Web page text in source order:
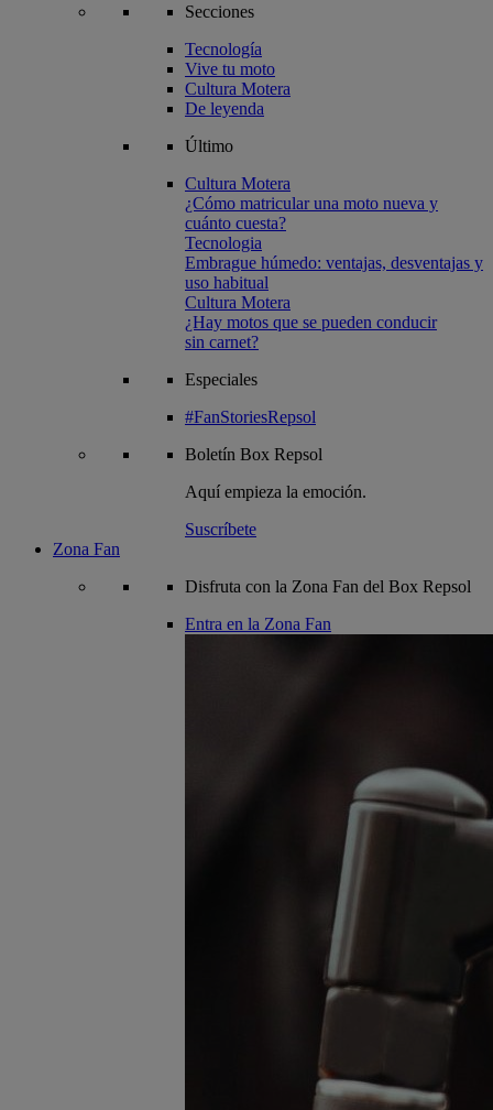
Secciones
Tecnología
Vive tu moto
Cultura Motera
De leyenda
Último
Cultura Motera
¿Cómo matricular una moto nueva y
cuánto cuesta?
Tecnologia
Embrague húmedo: ventajas, desventajas y
uso habitual
Cultura Motera
¿Hay motos que se pueden conducir
sin carnet?
Especiales
#FanStoriesRepsol
Boletín Box Repsol
Aquí empieza la emoción.
Suscríbete
Zona Fan
Disfruta con la Zona Fan del Box Repsol
Entra en la Zona Fan